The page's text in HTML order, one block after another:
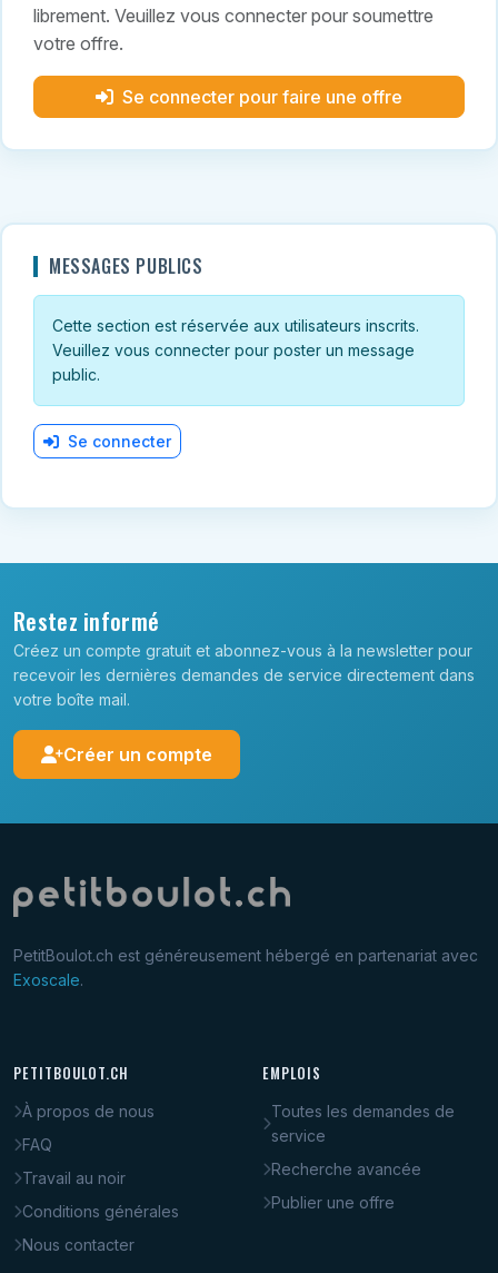
librement. Veuillez vous connecter pour soumettre
votre offre.
Se connecter pour faire une offre
MESSAGES PUBLICS
Cette section est réservée aux utilisateurs inscrits.
Veuillez vous connecter pour poster un message
public.
Se connecter
Restez informé
Créez un compte gratuit et abonnez-vous à la newsletter pour
recevoir les dernières demandes de service directement dans
votre boîte mail.
Créer un compte
PetitBoulot.ch est généreusement hébergé en partenariat avec
Exoscale.
PETITBOULOT.CH
À propos de nous
FAQ
Travail au noir
Conditions générales
Nous contacter
EMPLOIS
Toutes les demandes de
service
Recherche avancée
Publier une offre